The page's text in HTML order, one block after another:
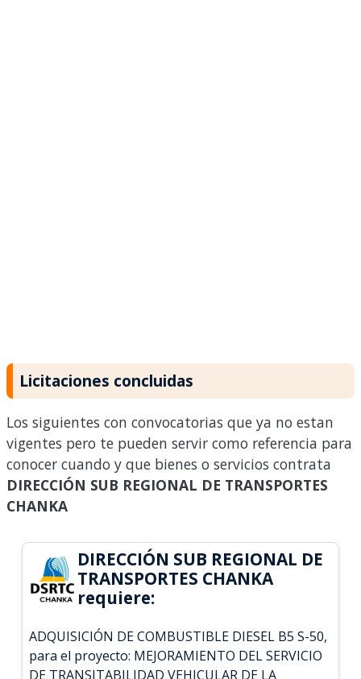
Licitaciones concluidas
Los siguientes con convocatorias que ya no estan
vigentes pero te pueden servir como referencia para
conocer cuando y que bienes o servicios contrata
DIRECCIÓN SUB REGIONAL DE TRANSPORTES
CHANKA
DIRECCIÓN SUB REGIONAL DE
TRANSPORTES CHANKA
requiere:
ADQUISICIÓN DE COMBUSTIBLE DIESEL B5 S-50,
para el proyecto: MEJORAMIENTO DEL SERVICIO
DE TRANSITABILIDAD VEHICULAR DE LA